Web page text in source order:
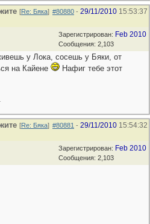
#80880 - 29/11/2010 15:53:37
[Re: Бяка]
Зарегистрирован: Feb 2010
Сообщения: 2,103
у Лока, сосешь у Бяки, от
на Кайене
Нафиг тебе этот
#80881 - 29/11/2010 15:54:32
[Re: Бяка]
Зарегистрирован: Feb 2010
Сообщения: 2,103